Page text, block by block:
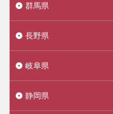
群馬県
長野県
岐阜県
静岡県